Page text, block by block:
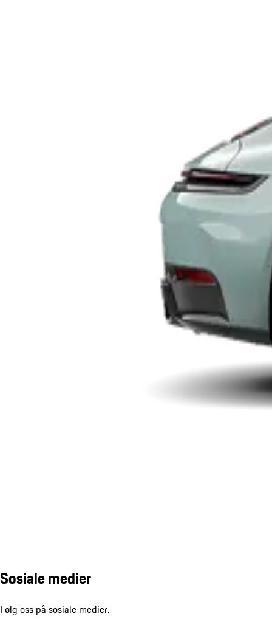
Sosiale medier
Følg oss på sosiale medier.